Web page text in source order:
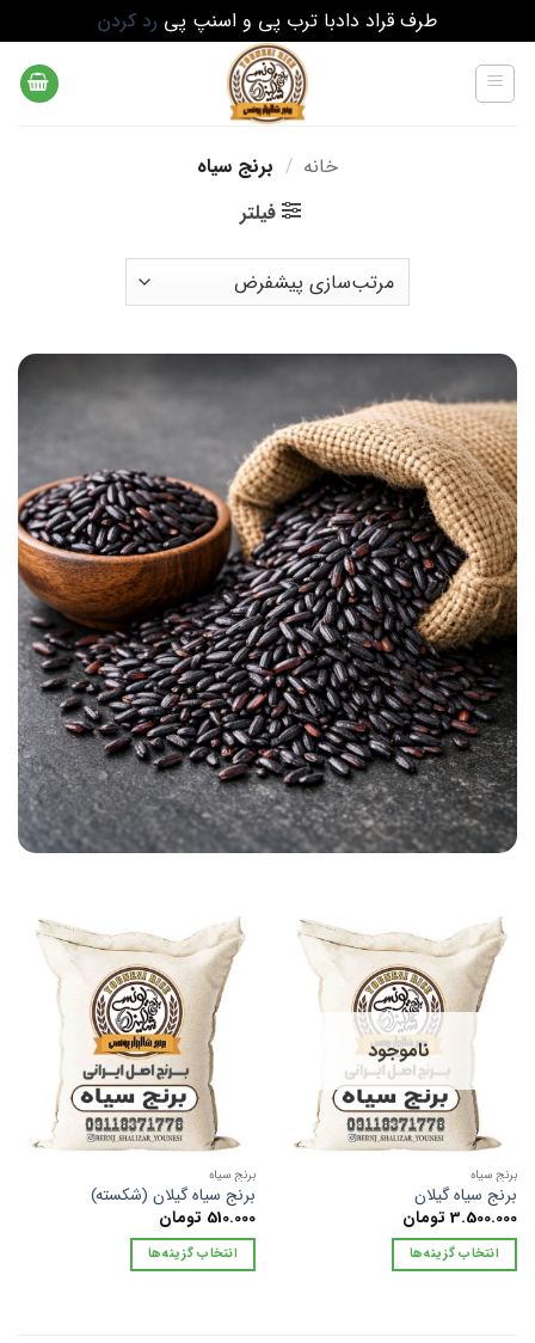
طرف قراد دادبا ترب پی و اسنپ پی رد کردن
خانه / برنج سیاه
فیلتر
ناموجود
برنج سیاه
برنج سیاه گیلان
3.500.000 تومان
انتخاب گزینه‌ها
برنج سیاه
برنج سیاه گیلان (شکسته)
510.000 تومان
انتخاب گزینه‌ها